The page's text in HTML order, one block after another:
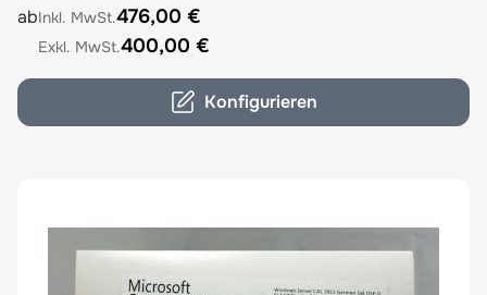
The price depends on the options chosen on the product
ab
476,00 €
400,00 €
Konfigurieren